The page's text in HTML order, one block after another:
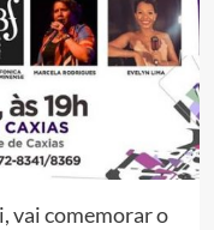
vai comemorar o